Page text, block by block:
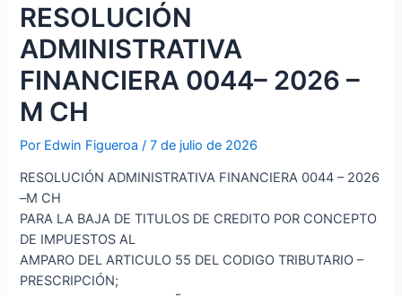
RESOLUCIÓN
ADMINISTRATIVA
FINANCIERA 0044– 2026 –
M CH
Por Edwin Figueroa/7 de julio de 2026
RESOLUCIÓN ADMINISTRATIVA FINANCIERA 0044 – 2026
–M CH
PARA LA BAJA DE TITULOS DE CREDITO POR CONCEPTO
DE IMPUESTOS AL
AMPARO DEL ARTICULO 55 DEL CODIGO TRIBUTARIO –
PRESCRIPCIÓN;